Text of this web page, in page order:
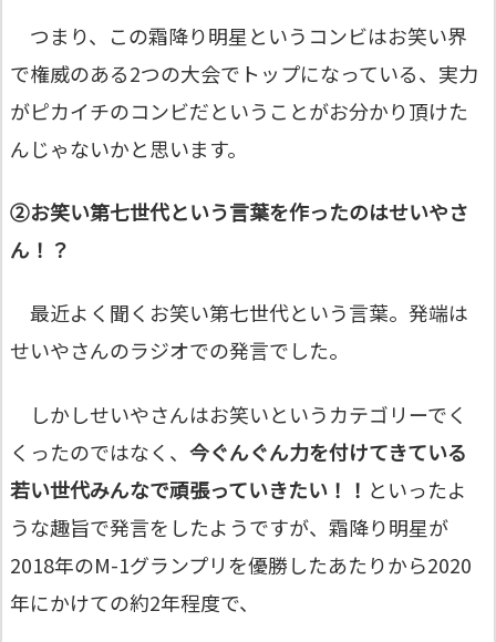
つまり、この霜降り明星というコンビはお笑い界
で権威のある2つの大会でトップになっている、実力
がピカイチのコンビだということがお分かり頂けた
んじゃないかと思います。
②お笑い第七世代という言葉を作ったのはせいやさ
ん！？
最近よく聞くお笑い第七世代という言葉。発端は
せいやさんのラジオでの発言でした。
しかしせいやさんはお笑いというカテゴリーでく
くったのではなく、 今ぐんぐん力を付けてきている
若い世代みんなで頑張っていきたい！！ といったよ
うな趣旨で発言をしたようですが、霜降り明星が
2018年のM-1グランプリを優勝したあたりから2020
年にかけての約2年程度で、